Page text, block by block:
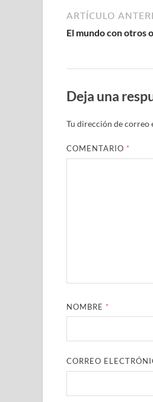
ARTÍCULO
El mundo con otros
Deja una
Tu dirección de correo
COMENTARIO *
NOMBRE *
CORREO